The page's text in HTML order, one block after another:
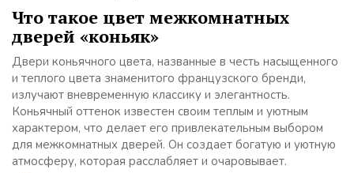
Что такое цвет межкомнатных
дверей «коньяк»
Двери коньячного цвета, названные в честь насыщенного
и теплого цвета знаменитого французского бренди,
излучают вневременную классику и элегантность.
Коньячный оттенок известен своим теплым и уютным
характером, что делает его привлекательным выбором
для межкомнатных дверей. Он создает богатую и уютную
атмосферу, которая расслабляет и очаровывает.